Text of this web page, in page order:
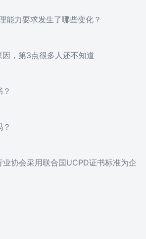
能力要求发生了哪些变化？
，第3点很多人还不知道
业协会采用联合国UCPD证书标准为企